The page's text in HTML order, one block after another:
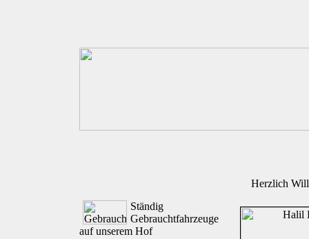
Ständig
Gebrauchtfahrzeuge
auf unserem Hof
Herzlich